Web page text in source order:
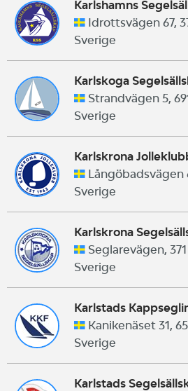
Karlshamns
Idrottsvägen 67,
Sverige
Karlskoga
Strandvägen 5,
Sverige
Karlskrona
Långöbadsvägen
Sverige
Karlskrona
Seglarevägen, 371
Sverige
Karlstads
Kanikenäset 31,
Sverige
Karlstads